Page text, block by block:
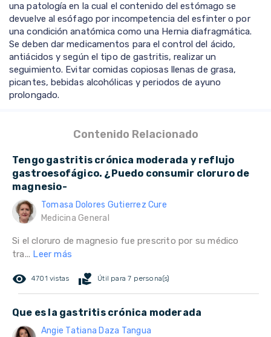
una patología en la cual el contenido del estómago se
devuelve al esófago por incompetencia del esfinter o por
una condición anatómica como una Hernia diafragmática.
Se deben dar medicamentos para el control del ácido,
antiácidos y según el tipo de gastritis, realizar un
seguimiento. Evitar comidas copiosas llenas de grasa,
picantes, bebidas alcohólicas y periodos de ayuno
prolongado.
Contenido Relacionado
Tengo gastritis crónica moderada y reflujo
gastroesofágico. ¿Puedo consumir cloruro de
magnesio-
Tomasa Dolores Gutierrez Cure
Medicina General
Si el cloruro de magnesio fue prescrito por su médico
tra... Leer más
remove_red_eye 4701 vistas volunteer_activism Útil para 7 persona(s)
Que es la gastritis crónica moderada
Angie Tatiana Daza Tangua